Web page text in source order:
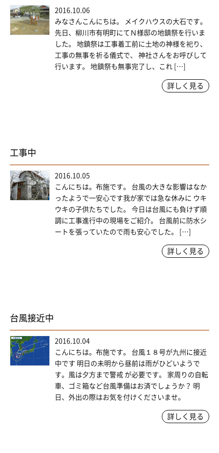
2016.10.06
みなさんこんにちは。 メイクハウスの大石です。
先日、柳川市有明町にてＮ様邸の地鎮祭を行いま
した。 地鎮祭は工事着工前に土地の神様を祀り、
工事の無事を祈る儀式で、 神社さんをお呼びして
行います。 地鎮祭も無事完了し、これ […]
詳しく見る
工事中
2016.10.05
こんにちは。布施です。 台風の大きな影響はなか
ったようで一安心です我が家では急な休みに ウキ
ウキの子供たちでした。 今日は台風にも負けず順
調に工事進行中の現場をご紹介。 台風前に防水シ
ートを張っていたので雨も安心でした。 […]
詳しく見る
台風接近中
2016.10.04
こんにちは。布施です。 台風１８号が九州に接近
中です 明日の未明から昼前は雨がひどいようで
す。風は夕方まで警戒 が必要です。 家周りの自転
車、ゴミ箱など台風準備はお済でしょうか？ 明
日、外出の際はお気を付けくださいませ。
詳しく見る